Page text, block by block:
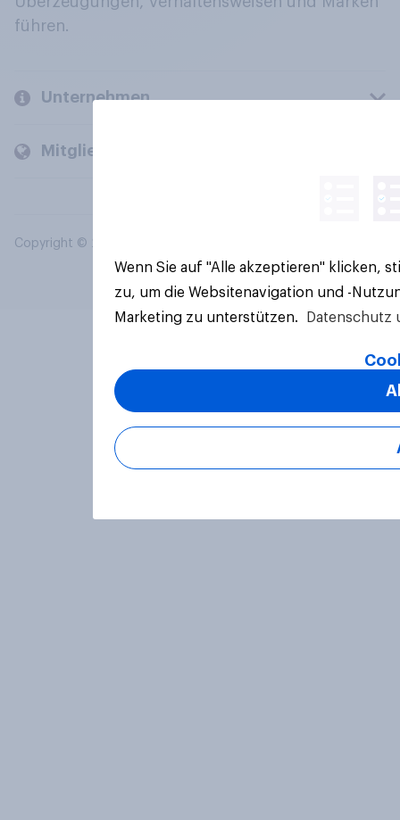
führen.
Unternehmen
Mitglieder und Kunden
Copyright © 2026 YouGov PLC. Alle Rechte vorbehalten.
Wenn Sie auf "Alle akzeptieren" klicken,
zu, um die Websitenavigation und -
Marketing zu unterstützen.
Datenschutz